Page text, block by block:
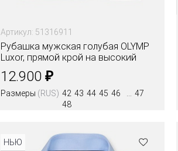
Артикул: 51316911
Рубашка мужская голубая OLYMP
Luxor, прямой крой на высокий
12.900 ₽
Размеры (RUS) 42 43 44 45 46
47
48
НЬЮ